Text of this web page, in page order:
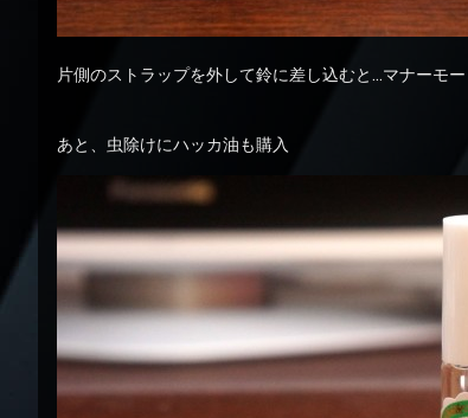
片側のストラップを外して鈴に差し込むと…マナーモ
あと、虫除けにハッカ油も購入